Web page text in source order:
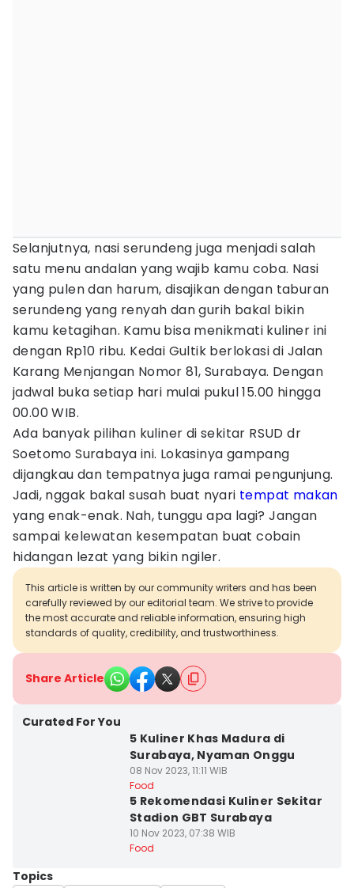
Selanjutnya, nasi serundeng juga menjadi salah
satu menu andalan yang wajib kamu coba. Nasi
yang pulen dan harum, disajikan dengan taburan
serundeng yang renyah dan gurih bakal bikin
kamu ketagihan. Kamu bisa menikmati kuliner ini
dengan Rp10 ribu. Kedai Gultik berlokasi di Jalan
Karang Menjangan Nomor 81, Surabaya. Dengan
jadwal buka setiap hari mulai pukul 15.00 hingga
00.00 WIB.
Ada banyak pilihan kuliner di sekitar RSUD dr
Soetomo Surabaya ini. Lokasinya gampang
dijangkau dan tempatnya juga ramai pengunjung.
Jadi, nggak bakal susah buat nyari tempat makan
yang enak-enak. Nah, tunggu apa lagi? Jangan
sampai kelewatan kesempatan buat cobain
hidangan lezat yang bikin ngiler.
This article is written by our community writers and has been
carefully reviewed by our editorial team. We strive to provide
the most accurate and reliable information, ensuring high
standards of quality, credibility, and trustworthiness.
Share Article
Curated For You
5 Kuliner Khas Madura di
Surabaya, Nyaman Onggu
08 Nov 2023, 11:11 WIB
Food
5 Rekomendasi Kuliner Sekitar
Stadion GBT Surabaya
10 Nov 2023, 07:38 WIB
Food
Topics